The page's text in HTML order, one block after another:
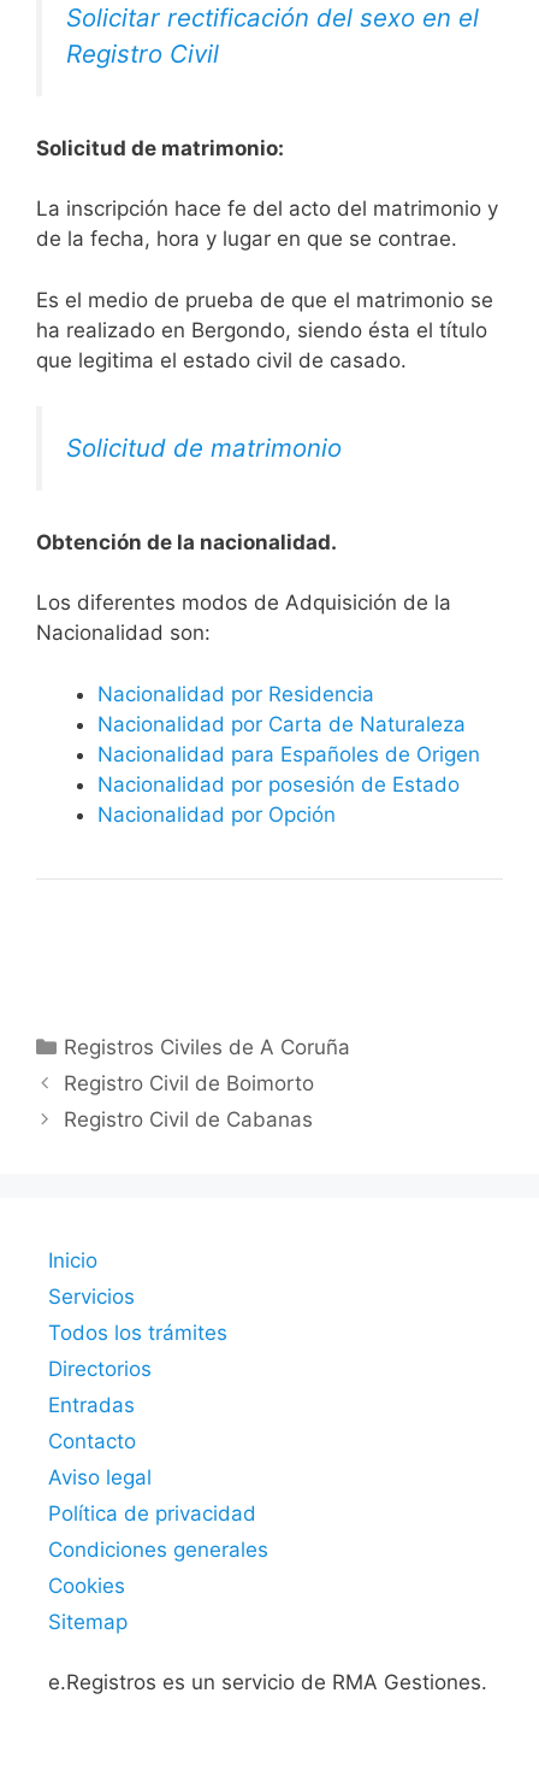
Solicitar rectificación del sexo en el
Registro Civil
Solicitud de matrimonio:
La inscripción hace fe del acto del matrimonio y
de la fecha, hora y lugar en que se contrae.
Es el medio de prueba de que el matrimonio se
ha realizado en Bergondo, siendo ésta el título
que legitima el estado civil de casado.
Solicitud de matrimonio
Obtención de la nacionalidad.
​​​Los diferentes modos de Adquisición de la
Nacionalidad son:
Nacionalidad por Residencia
Nacionalidad por Carta de Naturaleza
Nacionalidad para Españoles de Origen
Nacionalidad por posesión de Estado
Nacionalidad por Opción
Categorías
Registros Civiles de A Coruña
Registro Civil de Boimorto
Registro Civil de Cabanas
Inicio
Servicios
Todos los trámites
Directorios
Entradas
Contacto
Aviso legal
Política de privacidad
Condiciones generales
Cookies
Sitemap
e.Registros es un servicio de RMA Gestiones.